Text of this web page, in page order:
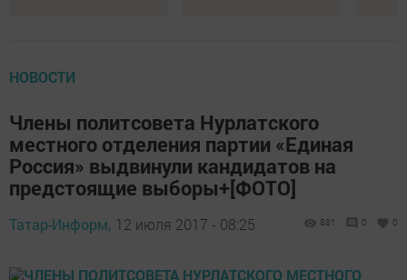
НОВОСТИ
Члены политсовета Нурлатского
местного отделения партии «Единая
Россия» выдвинули кандидатов на
предстоящие выборы+[ФОТО]
Татар-Информ, 12 июля 2017 - 08:25 881 0 0